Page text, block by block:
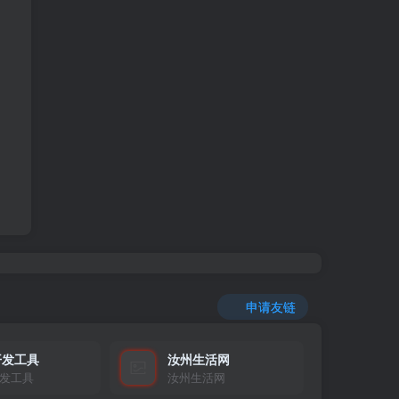
申请友链
工具
工具
汝州生活网
汝州生活网